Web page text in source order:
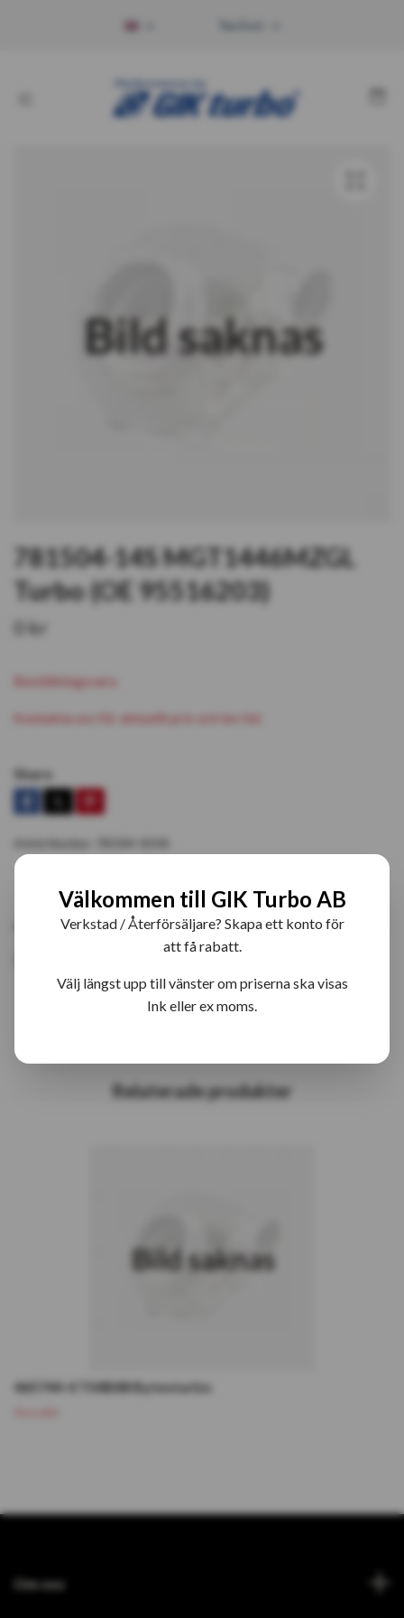
781504-14S MGT1446MZGL
Turbo (OE 95516203)
0 kr
Beställningsvara
Kontakta oss för aktuellt pris och lev tid.
Share
PRODUKTBESKRIVNING RECENSIONER
465744-4 T04B88 Bytesturbo
Om oss
Välkommen till GIK Turbo AB
Verkstad / Återförsäljare? Skapa ett konto för
att få rabatt.
Välj längst upp till vänster om priserna ska visas
Ink eller ex moms.